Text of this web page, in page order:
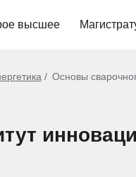
высшее
Основы